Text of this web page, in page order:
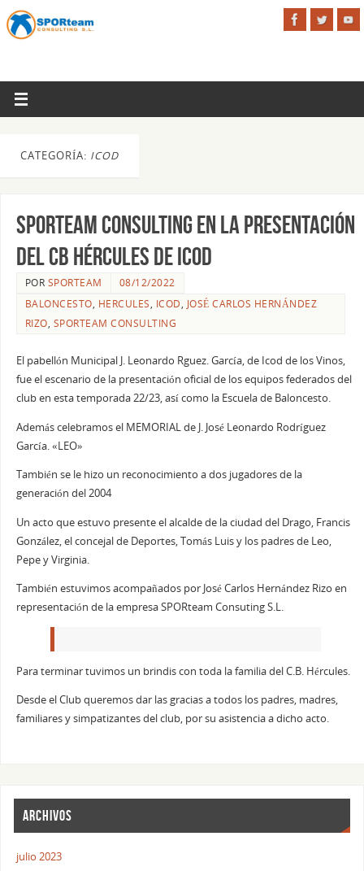
CATEGORÍA: ICOD
SPORteam Consulting en la Presentación
del CB Hércules de Icod
POR SPORTEAM
08/12/2022
BALONCESTO, HERCULES, ICOD, JOSÉ CARLOS HERNÁNDEZ
RIZO, SPORTEAM CONSULTING
El pabellón Municipal J. Leonardo Rguez. García, de Icod de los Vinos,
fue el escenario de la presentación oficial de los equipos federados del
club en esta temporada 22/23, así como la Escuela de Baloncesto.
Además celebramos el MEMORIAL de J. José Leonardo Rodríguez
García. «LEO»
También se le hizo un reconocimiento a dos jugadores de la
generación del 2004
Un acto que estuvo presente el alcalde de la ciudad del Drago, Francis
González, el concejal de Deportes, Tomás Luis y los padres de Leo,
Pepe y Virginia.
También estuvimos acompañados por José Carlos Hernández Rizo en
representación de la empresa SPORteam Consuting S.L.
Para terminar tuvimos un brindis con toda la familia del C.B. Hércules.
Desde el Club queremos dar las gracias a todos los padres, madres,
familiares y simpatizantes del club, por su asistencia a dicho acto.
ARCHIVOS
julio 2023